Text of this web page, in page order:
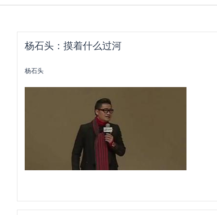
杨石头：摸着什么过河
杨石头